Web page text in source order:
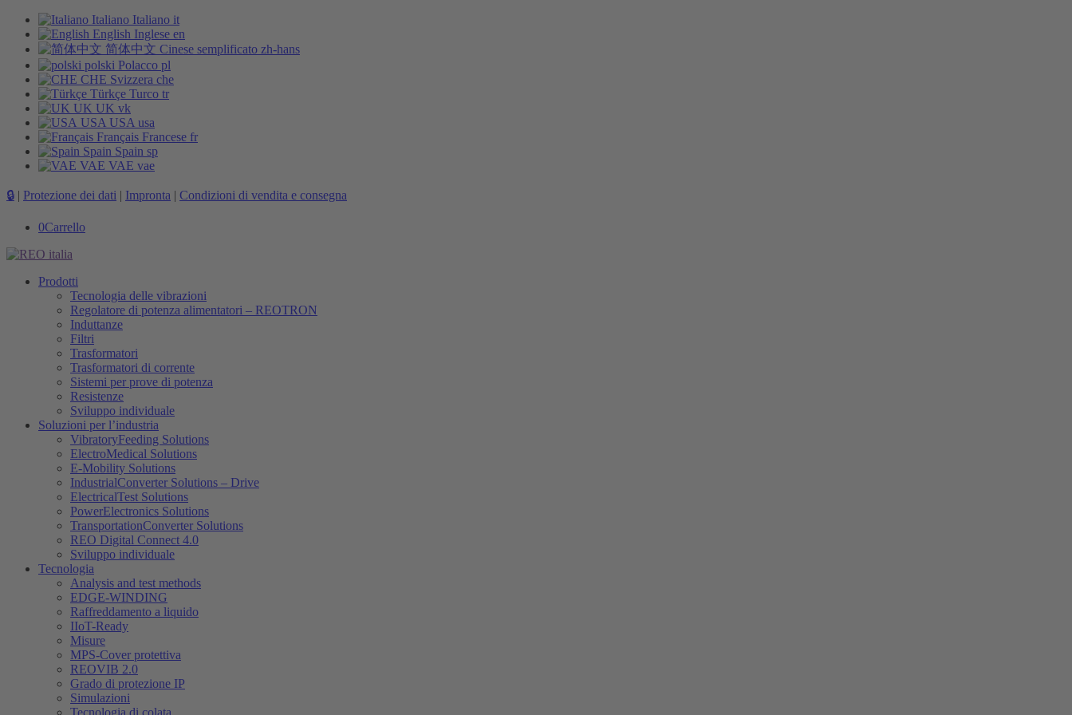
Italiano Italiano it
English Inglese en
简体中文 Cinese semplificato zh-hans
polski Polacco pl
CHE Svizzera che
Türkçe Turco tr
UK UK vk
USA USA usa
Français Francese fr
Spain Spain sp
VAE VAE vae
🔒 | Protezione dei dati | Impronta | Condizioni di vendita e consegna
0Carrello
Prodotti
Tecnologia delle vibrazioni
Regolatore di potenza alimentatori – REOTRON
Induttanze
Filtri
Trasformatori
Trasformatori di corrente
Sistemi per prove di potenza
Resistenze
Sviluppo individuale
Soluzioni per l’industria
VibratoryFeeding Solutions
ElectroMedical Solutions
E-Mobility Solutions
IndustrialConverter Solutions – Drive
ElectricalTest Solutions
PowerElectronics Solutions
TransportationConverter Solutions
REO Digital Connect 4.0
Sviluppo individuale
Tecnologia
Analysis and test methods
EDGE-WINDING
Raffreddamento a liquido
IIoT-Ready
Misure
MPS-Cover protettiva
REOVIB 2.0
Grado di protezione IP
Simulazioni
Tecnologia di colata